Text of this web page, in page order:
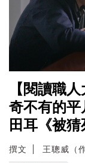
【閱讀職
奇不有的
田耳《被
撰文 王聰威（